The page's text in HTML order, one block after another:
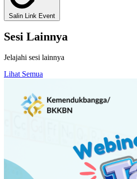
Salin Link Event
Sesi Lainnya
Jelajahi sesi lainnya
Lihat Semua